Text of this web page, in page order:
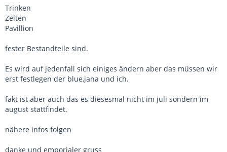
Trinken
Zelten
Pavillion
fester Bestandteile sind.
Es wird auf jedenfall sich einiges ändern aber das müssen wir
erst festlegen der blue,jana und ich.
fakt ist aber auch das es diesesmal nicht im juli sondern im
august stattfindet.
nähere infos folgen
danke und emporialer gruss